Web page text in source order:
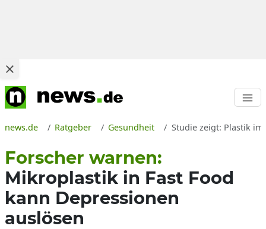
news.de Ratgeber Gesundheit Studie zeigt: Plastik
Forscher warnen:
Mikroplastik in Fast Food
kann Depressionen
auslösen